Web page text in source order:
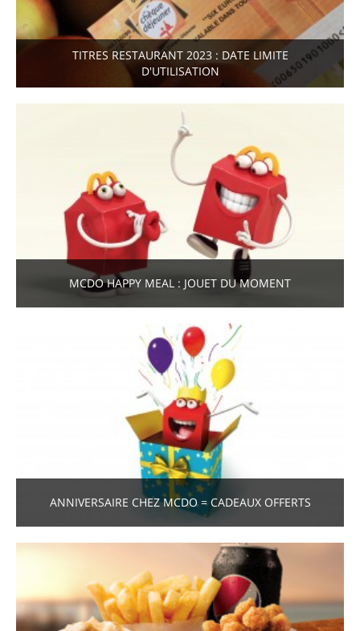
TITRES RESTAURANT 2023 : DATE LIMITE
D'UTILISATION
MCDO HAPPY MEAL : JOUET DU MOMENT
ANNIVERSAIRE CHEZ MCDO = CADEAUX OFFERTS